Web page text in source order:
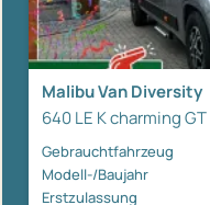
Malibu Van Diversity
640 LE K charming GT
Gebrauchtfahrzeug
Modell-/Baujahr
Erstzulassung